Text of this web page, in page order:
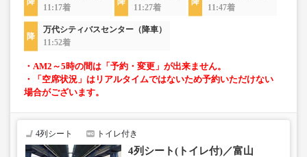
11:17着
11:27着
11:47着
万代シティバスセンター（降車）
11:52着
・AM2～5時の間は「予約・変更」が出来ません。
・「空席状況」はリアルタイムではないため予約いただけない
場合がございます。
4列シート トイレ付き
4列シート(トイレ付)／富山